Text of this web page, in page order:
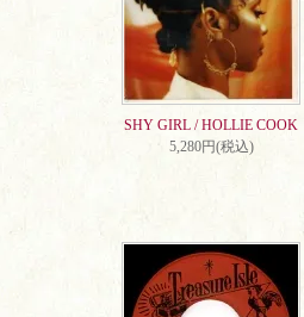
SHY GIRL / HOLLIE COOK
5,280円(税込)